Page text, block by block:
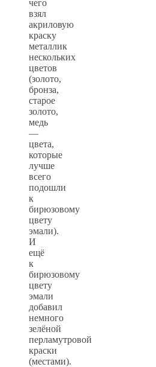
чего
взял
акриловую
краску
металлик
нескольких
цветов
(золото,
бронза,
старое
золото,
медь
—
цвета,
которые
лучше
всего
подошли
к
бирюзовому
цвету
эмали).
И
ещё
к
бирюзовому
цвету
эмали
добавил
немного
зелёной
перламутровой
краски
(местами).